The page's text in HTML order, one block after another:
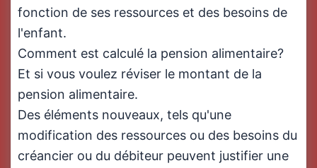
fonction de ses ressources et des besoins de
l'enfant.
Comment est calculé la pension alimentaire?
Et si vous voulez réviser le montant de la
pension alimentaire.
Des éléments nouveaux, tels qu'une
modification des ressources ou des besoins du
créancier ou du débiteur peuvent justifier une